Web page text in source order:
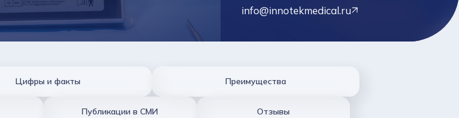
info@innotekmedical.ru
Цифры и факты Преимущества
Публикации в СМИ Отзывы